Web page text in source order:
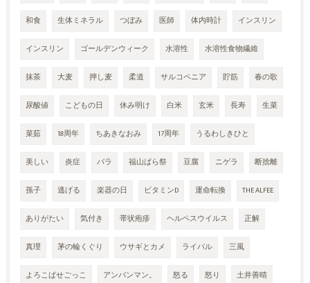
和食 生体ミネラル つぼみ 医師 体内時計 インスリン
インスリン ゴールデンウィーク 水溶性 水溶性食物繊維
抹茶 大麦 押し麦 柔道 サルコペニア 貯筋 春の歌
尿酸値 こどもの日 休み明け 白米 玄米 長寿 生菜
菜茹 18周年 ちあきなおみ 17周年 うるわしきひと
美しい 炎症 バラ 福山ばら祭 豆腐 ニゲラ 断捨離
孫子 逃げる 楽器の日 ビタミンD 運命転換 THE ALFEE
ありがたい 気付き 帯状疱疹 ヘルペスウイルス 正解
真理 茅の輪くぐり ウサギとカメ ライバル 三風
よろこばせごっこ アンパンマン。 怒る 怒り 土井善晴